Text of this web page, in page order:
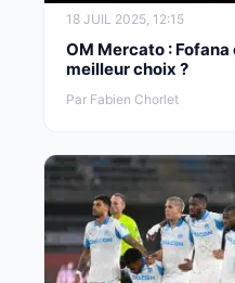
18 JUIL 2025, 12:15
OM Mercato :
meilleur choix ?
Par Fabien Chorlet